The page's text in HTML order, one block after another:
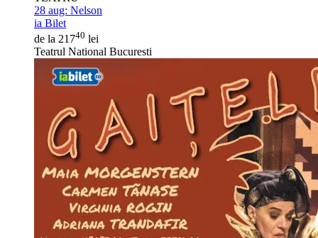
28 aug: Nelson
ia Bilet
de la 21740 lei
Teatrul National Bucuresti